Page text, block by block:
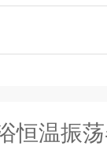
恒温振